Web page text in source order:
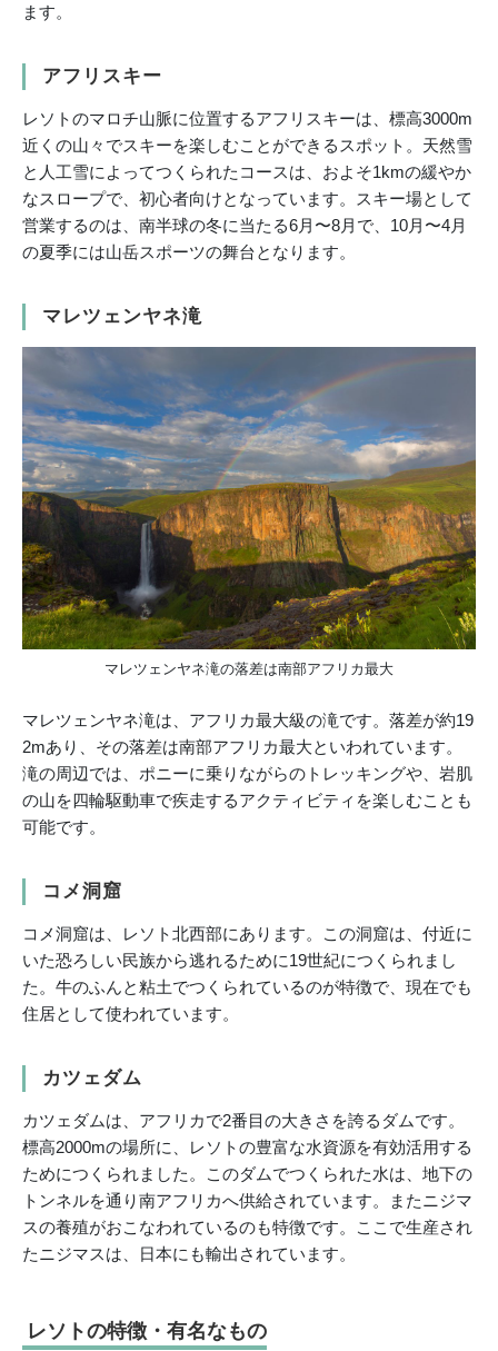
ます。
アフリスキー
レソトのマロチ山脈に位置するアフリスキーは、標高3000m
近くの山々でスキーを楽しむことができるスポット。天然雪
と人工雪によってつくられたコースは、およそ1kmの緩やか
なスロープで、初心者向けとなっています。スキー場として
営業するのは、南半球の冬に当たる6月〜8月で、10月〜4月
の夏季には山岳スポーツの舞台となります。
マレツェンヤネ滝
マレツェンヤネ滝の落差は南部アフリカ最大
マレツェンヤネ滝は、アフリカ最大級の滝です。落差が約19
2mあり、その落差は南部アフリカ最大といわれています。
滝の周辺では、ポニーに乗りながらのトレッキングや、岩肌
の山を四輪駆動車で疾走するアクティビティを楽しむことも
可能です。
コメ洞窟
コメ洞窟は、レソト北西部にあります。この洞窟は、付近に
いた恐ろしい民族から逃れるために19世紀につくられまし
た。牛のふんと粘土でつくられているのが特徴で、現在でも
住居として使われています。
カツェダム
カツェダムは、アフリカで2番目の大きさを誇るダムです。
標高2000mの場所に、レソトの豊富な水資源を有効活用する
ためにつくられました。このダムでつくられた水は、地下の
トンネルを通り南アフリカへ供給されています。またニジマ
スの養殖がおこなわれているのも特徴です。ここで生産され
たニジマスは、日本にも輸出されています。
レソトの特徴・有名なもの